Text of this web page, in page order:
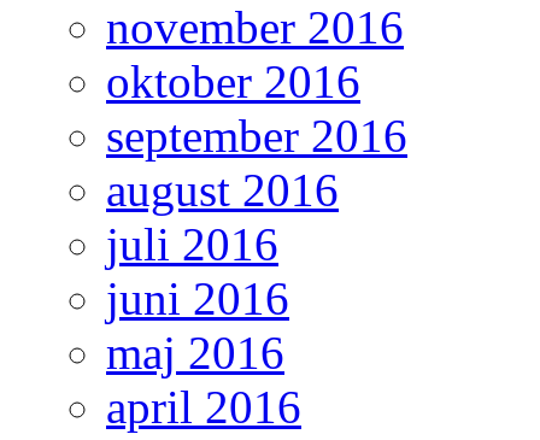
november 2016
oktober 2016
september 2016
august 2016
juli 2016
juni 2016
maj 2016
april 2016